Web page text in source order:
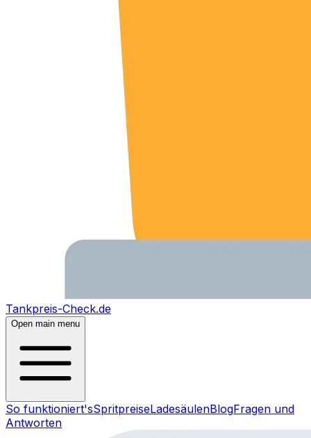
Tankpreis-Check.de
Open main menu
So funktioniert'sSpritpreiseLadesäulenBlogFragen und
Antworten